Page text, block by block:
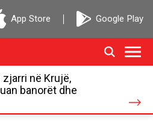
App Store Google Play
zjarri në Krujë,
banorët dhe